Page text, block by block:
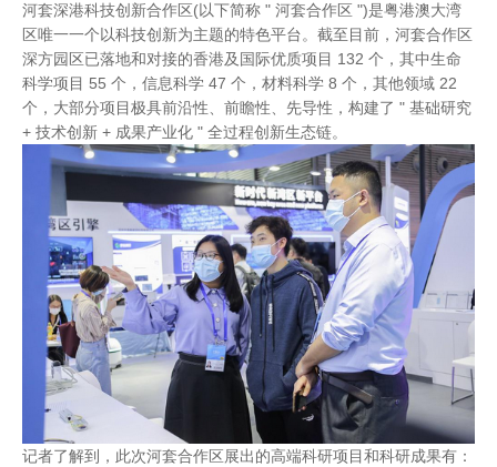
河套深港科技创新合作区(以下简称 " 河套合作区 ")是粤港澳大湾
区唯一一个以科技创新为主题的特色平台。截至目前，河套合作区
深方园区已落地和对接的香港及国际优质项目 132 个，其中生命
科学项目 55 个，信息科学 47 个，材料科学 8 个，其他领域 22
个，大部分项目极具前沿性、前瞻性、先导性，构建了 " 基础研究
+ 技术创新 + 成果产业化 " 全过程创新生态链。
记者了解到，此次河套合作区展出的高端科研项目和科研成果有：